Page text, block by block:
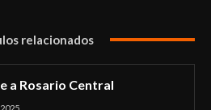
relacionados
a Rosario Central